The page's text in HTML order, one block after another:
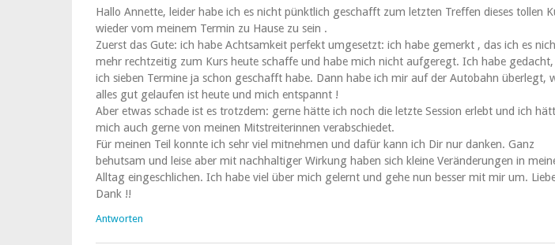
Hallo Annette, leider habe ich es nicht pünktlich geschafft zum letzten Treffen dieses tollen
wieder vom meinem Termin zu Hause zu sein .
Zuerst das Gute: ich habe Achtsamkeit perfekt umgesetzt: ich habe gemerkt , das ich es
mehr rechtzeitig zum Kurs heute schaffe und habe mich nicht aufgeregt. Ich habe gedacht,
ich sieben Termine ja schon geschafft habe. Dann habe ich mir auf der Autobahn überlegt,
alles gut gelaufen ist heute und mich entspannt !
Aber etwas schade ist es trotzdem: gerne hätte ich noch die letzte Session erlebt und ich
mich auch gerne von meinen Mitstreiterinnen verabschiedet.
Für meinen Teil konnte ich sehr viel mitnehmen und dafür kann ich Dir nur danken. Ganz
behutsam und leise aber mit nachhaltiger Wirkung haben sich kleine Veränderungen in
Alltag eingeschlichen. Ich habe viel über mich gelernt und gehe nun besser mit mir um.
Dank !!
Antworten